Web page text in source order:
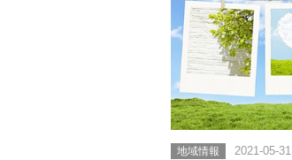
地域情報 2021-05-31